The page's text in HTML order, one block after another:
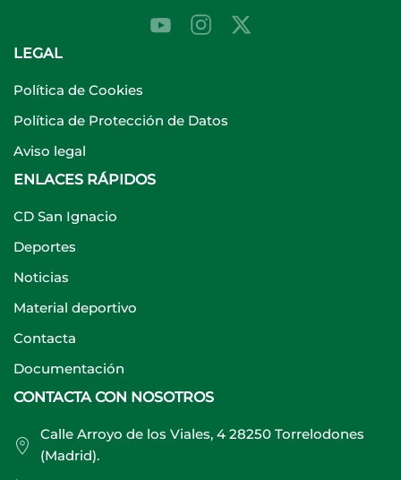
LEGAL
Política de Cookies
Política de Protección de Datos
Aviso legal
ENLACES RÁPIDOS
CD San Ignacio
Deportes
Noticias
Material deportivo
Contacta
Documentación
CONTACTA CON NOSOTROS
Calle Arroyo de los Viales, 4 28250 Torrelodones
(Madrid).